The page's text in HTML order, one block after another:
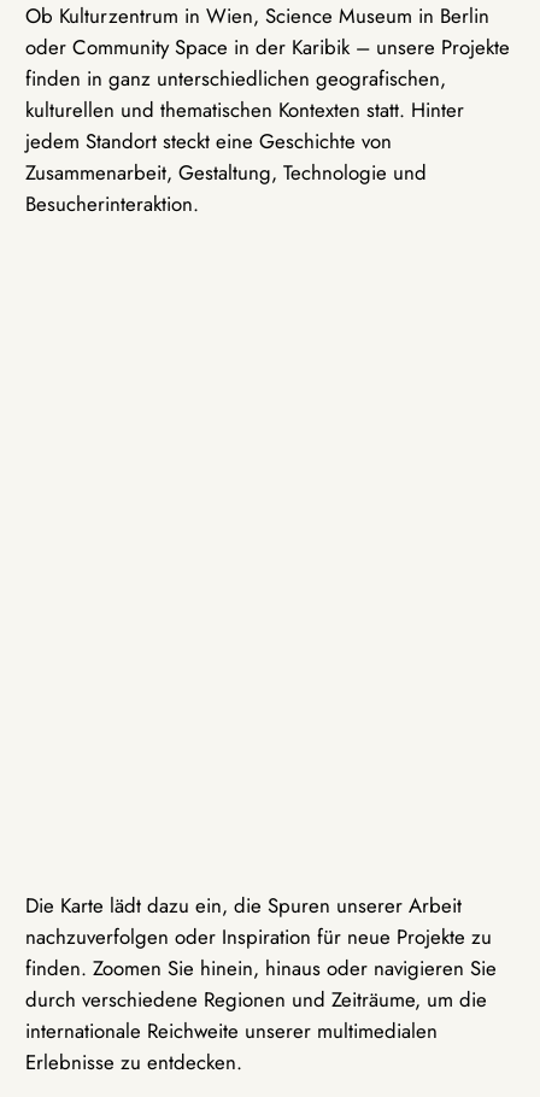
Ob Kulturzentrum in Wien, Science Museum in Berlin
oder Community Space in der Karibik – unsere Projekte
finden in ganz unterschiedlichen geografischen,
kulturellen und thematischen Kontexten statt. Hinter
jedem Standort steckt eine Geschichte von
Zusammenarbeit, Gestaltung, Technologie und
Besucherinteraktion.
Die Karte lädt dazu ein, die Spuren unserer Arbeit
nachzuverfolgen oder Inspiration für neue Projekte zu
finden. Zoomen Sie hinein, hinaus oder navigieren Sie
durch verschiedene Regionen und Zeiträume, um die
internationale Reichweite unserer multimedialen
Erlebnisse zu entdecken.